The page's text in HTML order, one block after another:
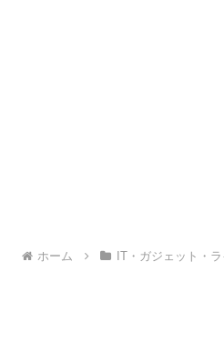
ホーム IT・ガジェット・